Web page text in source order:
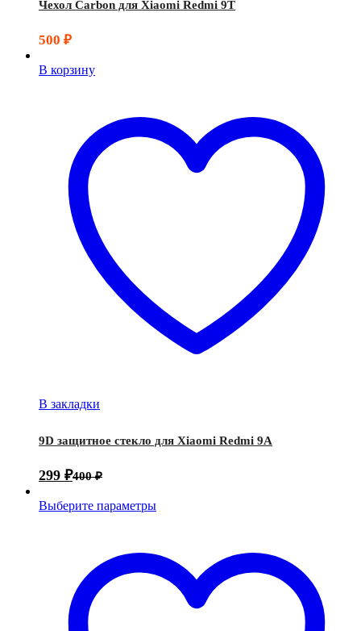
Чехол Carbon для Xiaomi Redmi 9T
500 ₽
В корзину
В закладки
9D защитное стекло для Xiaomi Redmi 9A
299 ₽400₽
Выберите параметры